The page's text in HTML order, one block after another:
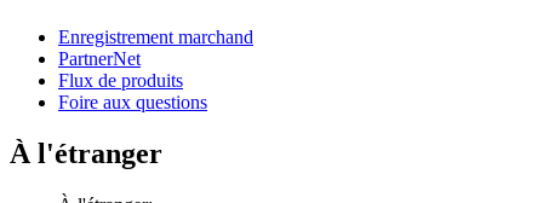
Enregistrement marchand
PartnerNet
Flux de produits
Foire aux questions
À l'étranger